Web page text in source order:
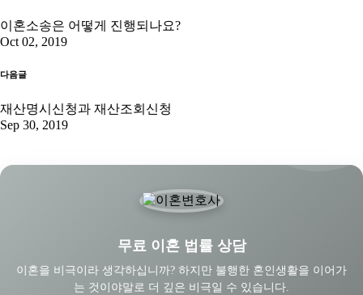
이혼소송은 어떻게 진행되나요?
Oct 02, 2019
다음글
재산명시신청과 재산조회신청
Sep 30, 2019
무료 이혼 법률 상담
이혼을 비극이라 생각하십니까? 하지만 불행한 혼인생활을 이어가
는 것이야말로 더 깊은 비극일 수 있습니다.